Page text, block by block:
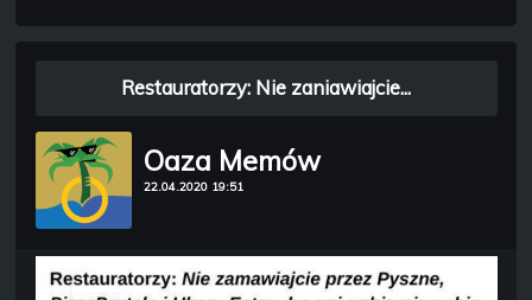
Oaza Memów
22.04.2020 19:51
Restauratorzy: Nie zaniawiajcie...